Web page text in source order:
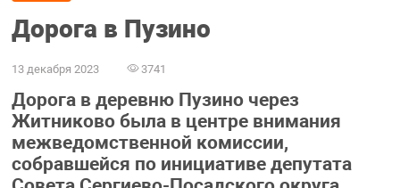
Дорога в Пузино
13 декабря 2023 3741
Дорога в деревню Пузино через
Житниково была в центре внимания
межведомственной комиссии,
собравшейся по инициативе депутата